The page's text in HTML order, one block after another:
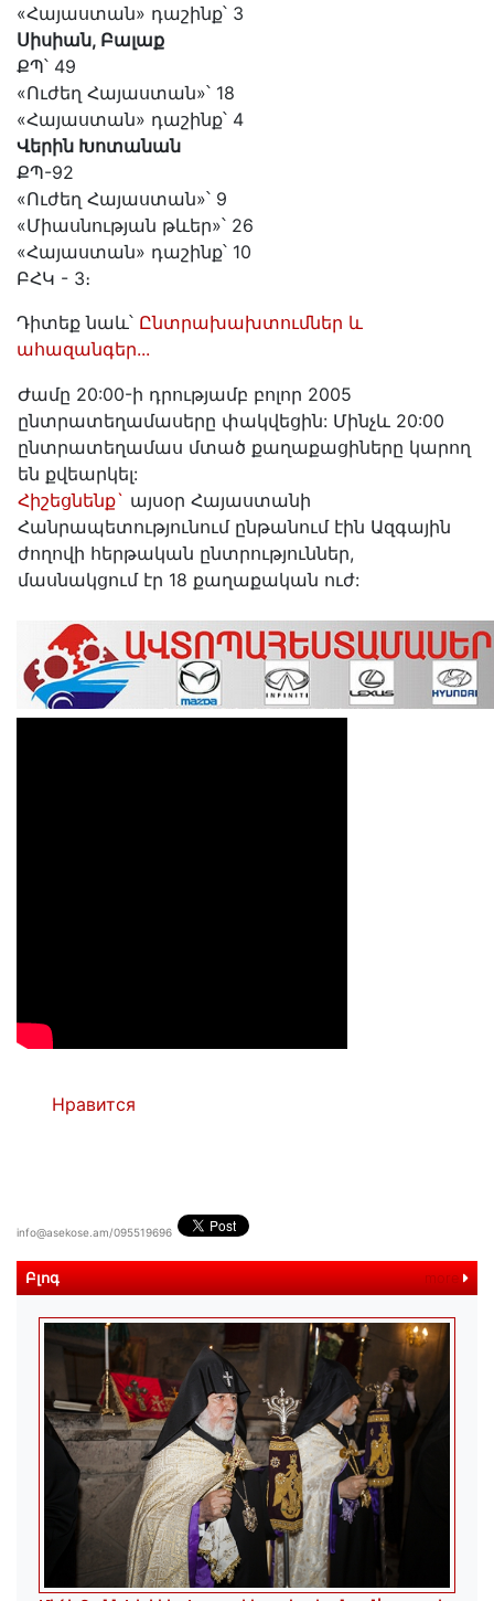
«Հայաստան» դաշինք՝ 3
Սիսիան, Բալաք
ՔՊ՝ 49
«Ուժեղ Հայաստան»՝ 18
«Հայաստան» դաշինք՝ 4
Վերին Խոտանան
ՔՊ-92
«Ուժեղ Հայաստան»՝ 9
«Միասնության թևեր»՝ 26
«Հայաստան» դաշինք՝ 10
ԲՀԿ - 3։
Դիտեք նաև՝ Ընտրախախտումներ և
ահազանգեր...
Ժամը 20:00-ի դրությամբ բոլոր 2005
ընտրատեղամասերը փակվեցին: Մինչև 20:00
ընտրատեղամաս մտած քաղաքացիները կարող
են քվեարկել:
Հիշեցնենք` այսօր Հայաստանի
Հանրապետությունում ընթանում էին Ազգային
ժողովի հերթական ընտրություններ,
մասնակցում էր 18 քաղաքական ուժ:
Нравится
info@asekose.am/095519696
Բլոգ more